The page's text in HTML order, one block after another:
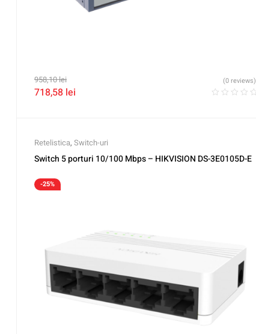
958,10lei
718,58 lei
(0 reviews)
Retelistica, Switch-uri
Switch 5 porturi 10/100 Mbps – HIKVISION DS-3E0105D-E
-25%